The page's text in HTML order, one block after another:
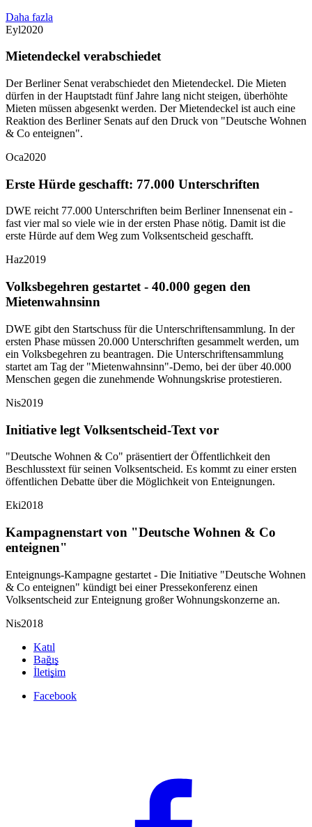
Daha fazla
Eyl2020
Mietendeckel verabschiedet
Der Berliner Senat verabschiedet den Mietendeckel. Die Mieten
dürfen in der Hauptstadt fünf Jahre lang nicht steigen, überhöhte
Mieten müssen abgesenkt werden. Der Mietendeckel ist auch eine
Reaktion des Berliner Senats auf den Druck von "Deutsche Wohnen
& Co enteignen".
Oca2020
Erste Hürde geschafft: 77.000 Unterschriften
DWE reicht 77.000 Unterschriften beim Berliner Innensenat ein -
fast vier mal so viele wie in der ersten Phase nötig. Damit ist die
erste Hürde auf dem Weg zum Volksentscheid geschafft.
Haz2019
Volksbegehren gestartet - 40.000 gegen den
Mietenwahnsinn
DWE gibt den Startschuss für die Unterschriftensammlung. In der
ersten Phase müssen 20.000 Unterschriften gesammelt werden, um
ein Volksbegehren zu beantragen. Die Unterschriftensammlung
startet am Tag der "Mietenwahnsinn"-Demo, bei der über 40.000
Menschen gegen die zunehmende Wohnungskrise protestieren.
Nis2019
Initiative legt Volksentscheid-Text vor
"Deutsche Wohnen & Co" präsentiert der Öffentlichkeit den
Beschlusstext für seinen Volksentscheid. Es kommt zu einer ersten
öffentlichen Debatte über die Möglichkeit von Enteignungen.
Eki2018
Kampagnenstart von "Deutsche Wohnen & Co
enteignen"
Enteignungs-Kampagne gestartet - Die Initiative "Deutsche Wohnen
& Co enteignen" kündigt bei einer Pressekonferenz einen
Volksentscheid zur Enteignung großer Wohnungskonzerne an.
Nis2018
Katıl
Bağış
İletişim
Facebook